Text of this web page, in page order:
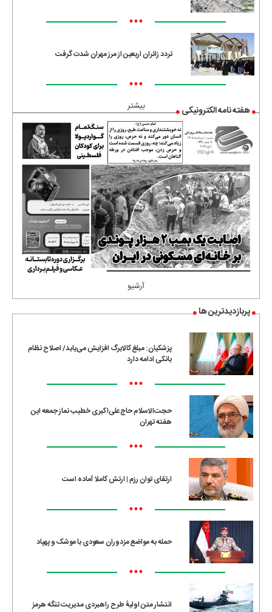
•••
تردد زائران اربعین از مرز مهران شدت گرفت
•••
بیشتر هفته نامه الکترونیکی
آرشیو
پربازدیدترین ها
پزشکیان: مبلغ کالابرگ افزایش می‌یابد/ اصلاح نظام
بانکی ادامه دارد
•••
حجت‌الاسلام حاج‌علی‌اکبری خطیب نماز جمعه این
هفته تهران
•••
ارتقای توان رزم | ارتش کاملا آماده است
•••
حمله به مواضع مزدوران سعودی با موشک و پهپاد
•••
انتشار متن اولیۀ طرح راهبردی مدیریت تنگه هرمز